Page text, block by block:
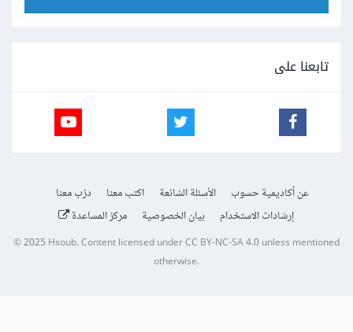
تابعنا على
عن أكاديمية حسوب الأسئلة الشائعة اكتب معنا
درّب معنا
إرشادات الاستخدام
بيان الخصوصية مركز المساعدة
© 2025 Hsoub.Content licensed underCC BY-NC-SA 4.0unless mentioned
otherwise.